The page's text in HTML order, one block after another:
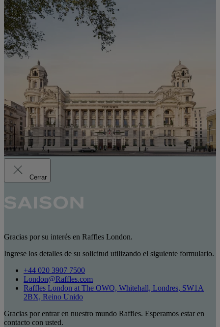
Cerrar
Gracias por su interés en Raffles London.
Ingrese los detalles de su solicitud utilizando el siguiente formulario.
+44 020 3907 7500
London@Raffles.com
Raffles London at The OWO, Whitehall, Londres, SW1A
2BX, Reino Unido
Gracias por entrar en nuestro mundo Raffles. Esperamos estar en
contacto con usted.